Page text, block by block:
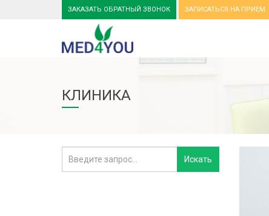
ЗАКАЗАТЬ ОБРАТНЫЙ ЗВОНОК ЗАПИСАТЬСЯ НА ПРИЕМ
КЛИНИКА